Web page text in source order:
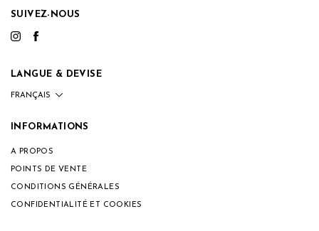
SUIVEZ-NOUS
LANGUE & DEVISE
INFORMATIONS
A PROPOS
POINTS DE VENTE
CONDITIONS GÉNÉRALES
CONFIDENTIALITÉ ET COOKIES